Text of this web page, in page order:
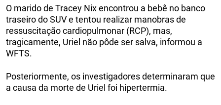
O marido de Tracey Nix encontrou a bebê no banco
traseiro do SUV e tentou realizar manobras de
ressuscitação cardiopulmonar (RCP), mas,
tragicamente, Uriel não pôde ser salva, informou a
WFTS.
Posteriormente, os investigadores determinaram que
a causa da morte de Uriel foi hipertermia.